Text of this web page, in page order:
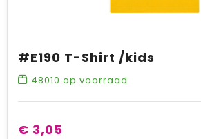
#E190 T-Shirt /kids
48010 op voorraad
€ 3,05